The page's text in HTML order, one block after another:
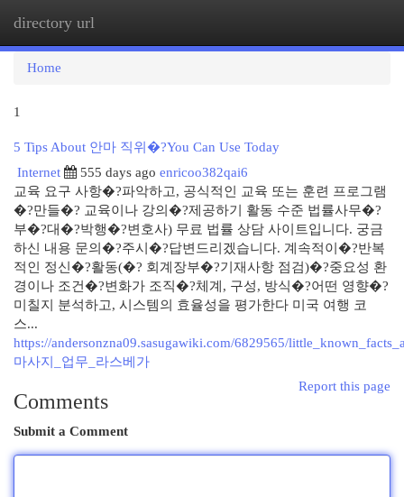
directory url
Home
1
5 Tips About 안마 직위�?You Can Use Today
Internet
555 days ago enricoo382qai6
교육 요구 사항�?파악하고, 공식적인 교육 또는 훈련 프로그램
�?만들�? 교육이나 강의�?제공하기 활동 수준 법률사무�?
부�?대�?박행�?변호사) 무료 법률 상담 사이트입니다. 궁금
하신 내용 문의�?주시�?답변드리겠습니다. 계속적이�?반복
적인 정신�?활동(�? 회계장부�?기재사항 점검)�?중요성 환
경이나 조건�?변화가 조직�?체계, 구성, 방식�?어떤 영향�?
미칠지 분석하고, 시스템의 효율성을 평가한다 미국 여행 코
스...
https://andersonzna09.sasugawiki.com/6829565/
마사지_업무_라스베가
Report this page
Comments
Submit a Comment